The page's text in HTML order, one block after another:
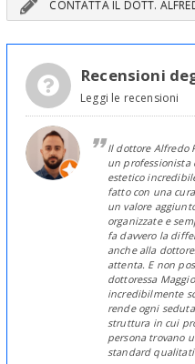
CONTATTA IL DOTT.
Recensioni
Leggi le recensioni
Il dottore Alfredo
un professionista
estetico
fatto con una
un valore
organizzate e
fa davvero la
anche alla
attenta. E non
dottoressa
incredibilmente
rende ogni
struttura in cui
persona trovano
standard